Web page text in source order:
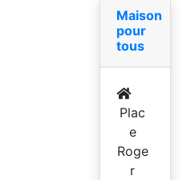
Maison
pour
tous
Plac
e
Roge
r